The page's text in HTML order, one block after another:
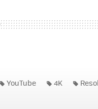
YouTube 4K